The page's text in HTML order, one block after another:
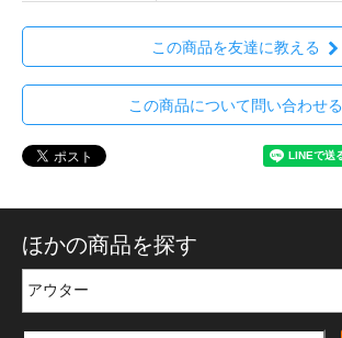
この商品を友達に教える
この商品について問い合わせる
ほかの商品を探す